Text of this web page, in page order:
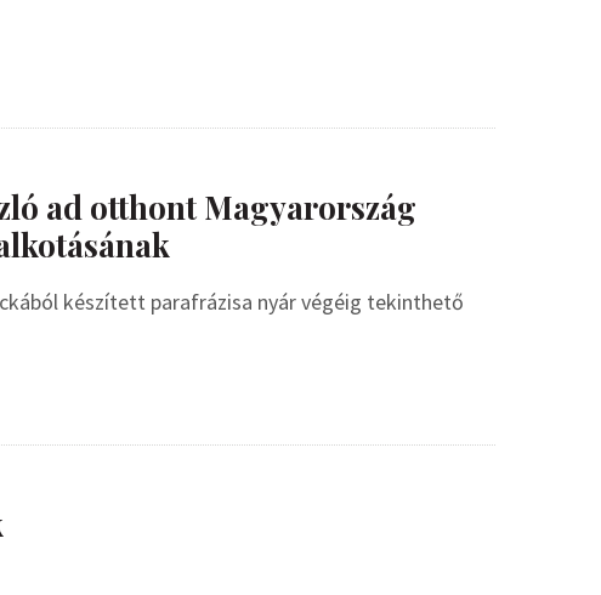
ad otthont Magyarország
készített parafrázisa nyár végéig tekinthető